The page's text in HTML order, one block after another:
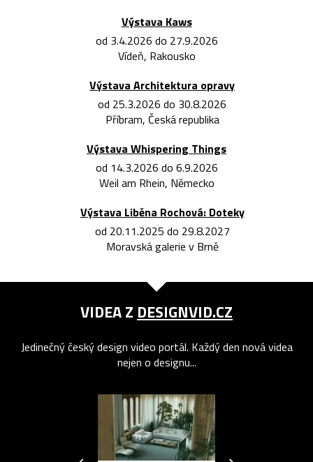
Výstava Kaws
od 3.4.2026 do 27.9.2026
Vídeň, Rakousko
Výstava Architektura opravy
od 25.3.2026 do 30.8.2026
Příbram, Česká republika
Výstava Whispering Things
od 14.3.2026 do 6.9.2026
Weil am Rhein, Německo
Výstava Liběna Rochová: Doteky
od 20.11.2025 do 29.8.2027
Moravská galerie v Brně
VIDEA Z DESIGNVID.CZ
Jedinečný český design video portál. Každý den nová videa
nejen o designu...